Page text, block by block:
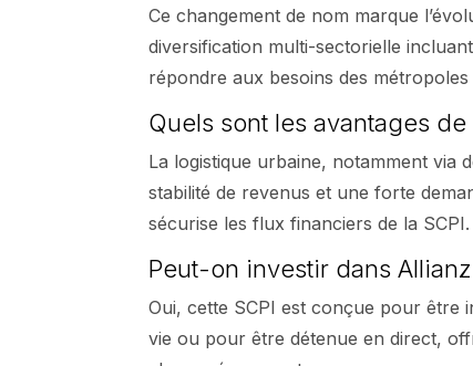
Ce changement de nom marque
diversification multi-sectorielle
répondre aux besoins des métropoles
Quels sont les avantages
La logistique urbaine, notamment via
stabilité de revenus et une forte
sécurise les flux financiers de la SCPI.
Peut-on investir dans
Oui, cette SCPI est conçue pour être
vie ou pour être détenue en direct,